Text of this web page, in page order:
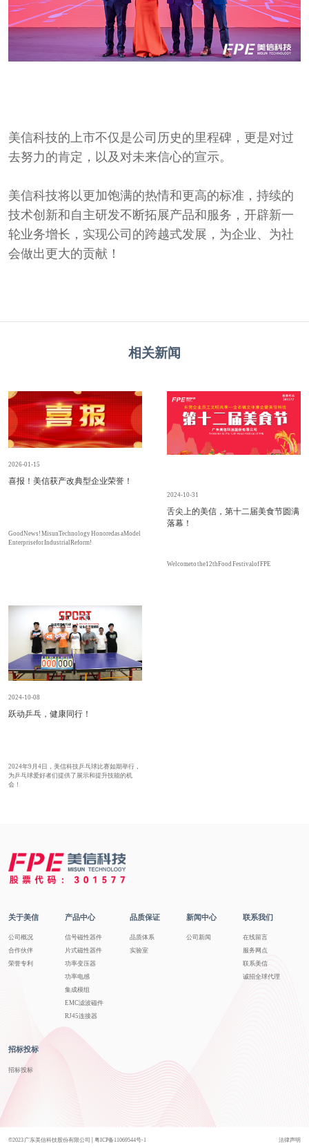
美信科技的上市不仅是公司历史的里程碑，更是对过
去努力的肯定，以及对未来信心的宣示。
美信科技将以更加饱满的热情和更高的标准，持续的
技术创新和自主研发不断拓展产品和服务，开辟新一
轮业务增长，实现公司的跨越式发展，为企业、为社
会做出更大的贡献！
相关新闻
2026-01-15
喜报！美信获产改典型企业荣誉！
Good News! Misun Technology Honored as a Model
Enterprise for Industrial Reform!
2024-10-31
舌尖上的美信，第十二届美食节圆满
落幕！
Welcome to the 12thFood Festival of FPE
2024-10-08
跃动乒乓，健康同行！
2024年9月4日，美信科技乒乓球比赛如期举行，
为乒乓球爱好者们提供了展示和提升技能的机
会！
关于美信
公司概况
合作伙伴
荣誉专利
产品中心
信号磁性器件
片式磁性器件
功率变压器
功率电感
集成模组
EMC滤波磁件
RJ45连接器
品质保证
品质体系
实验室
新闻中心
公司新闻
联系我们
在线留言
服务网点
联系美信
诚招全球代理
招标投标
招标投标
© 2023 广东美信科技股份有限公司│粤ICP备11069544号-1 法律声明